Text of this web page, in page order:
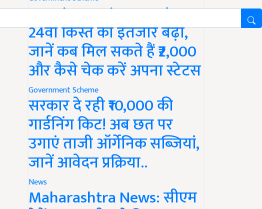
PM Kisan Yojana Update:
24वीं किस्त का इंतजार बढ़ा,
जानें कब मिल सकते हैं ₹2,000
और कैसे चेक करें अपना स्टेटस
Government Scheme
सरकार दे रही ₹10,000 की
गार्डनिंग किट! अब छत पर
उगाएं ताजी ऑर्गेनिक सब्जियां,
जानें आवेदन प्रक्रिया..
News
Maharashtra News: सीएम